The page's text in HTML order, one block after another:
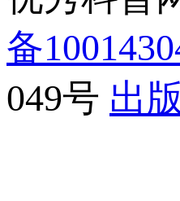
备
049号 出